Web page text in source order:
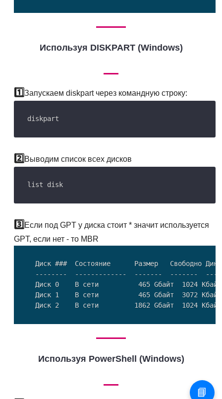
Используя DISKPART (Windows)
Запускаем diskpart через командную строку:
Выводим список всех дисков
Если под GPT у диска стоит * значит используется
GPT, если нет - то MBR
Диск ###  Состояние      Размер   Свободно Дин
--------  -------------  -------  -------  ---
  Диск 0    В сети          465 Gбайт  1024 Kбайт
Диск 1    В сети          465 Gбайт  3072
Используя PowerShell (Windows)
📘